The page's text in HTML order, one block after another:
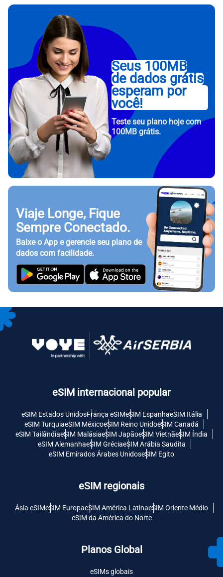
Seus 100MB
de dados grátis
esperam por
você!
Teste seu plano hoje com
100MB grátis.
Viaje Longe, Fique
Sempre Conectado.
Baixe o App e gerencie seu plano de
dados com facilidade.
eSIM internacional popular
eSIM Estados UnidosFrança eSIMeSIM EspanhaeSIM Itália
eSIM TurquiaeSIM MéxicoeSIM Reino UnidoeSIM Canadá
eSIM TailândiaeSIM MalásiaeSIM JapãoeSIM VietnãeSIM Índia
eSIM AlemanhaeSIM GréciaeSIM Arábia Saudita
eSIM Emirados Árabes UnidoseSIM Egito
eSIM regionais
Ásia eSIMeSIM EuropaeSIM América LatinaeSIM Oriente Médio
eSIM da América do Norte
Planos Global
eSIMs globais